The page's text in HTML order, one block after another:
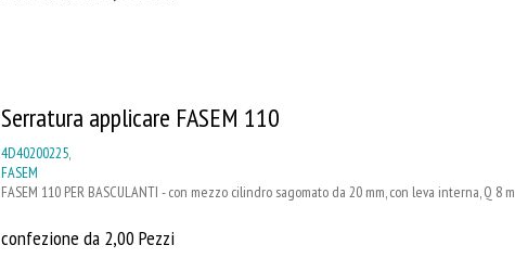
Serratura applicare FASEM 110
4D40200225,
FASEM
FASEM 110 PER BASCULANTI - con mezzo cilindro sagomato da 20 mm, con leva interna, Q 8
confezione da 2,00 Pezzi